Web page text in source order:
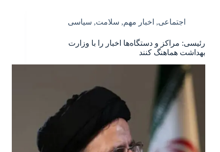
اجتماعی, اخبار مهم, سلامت, سیاسی
رئیسی: مراکز و دستگاه‌ها اخبار را با وزارت
بهداشت هماهنگ کنند